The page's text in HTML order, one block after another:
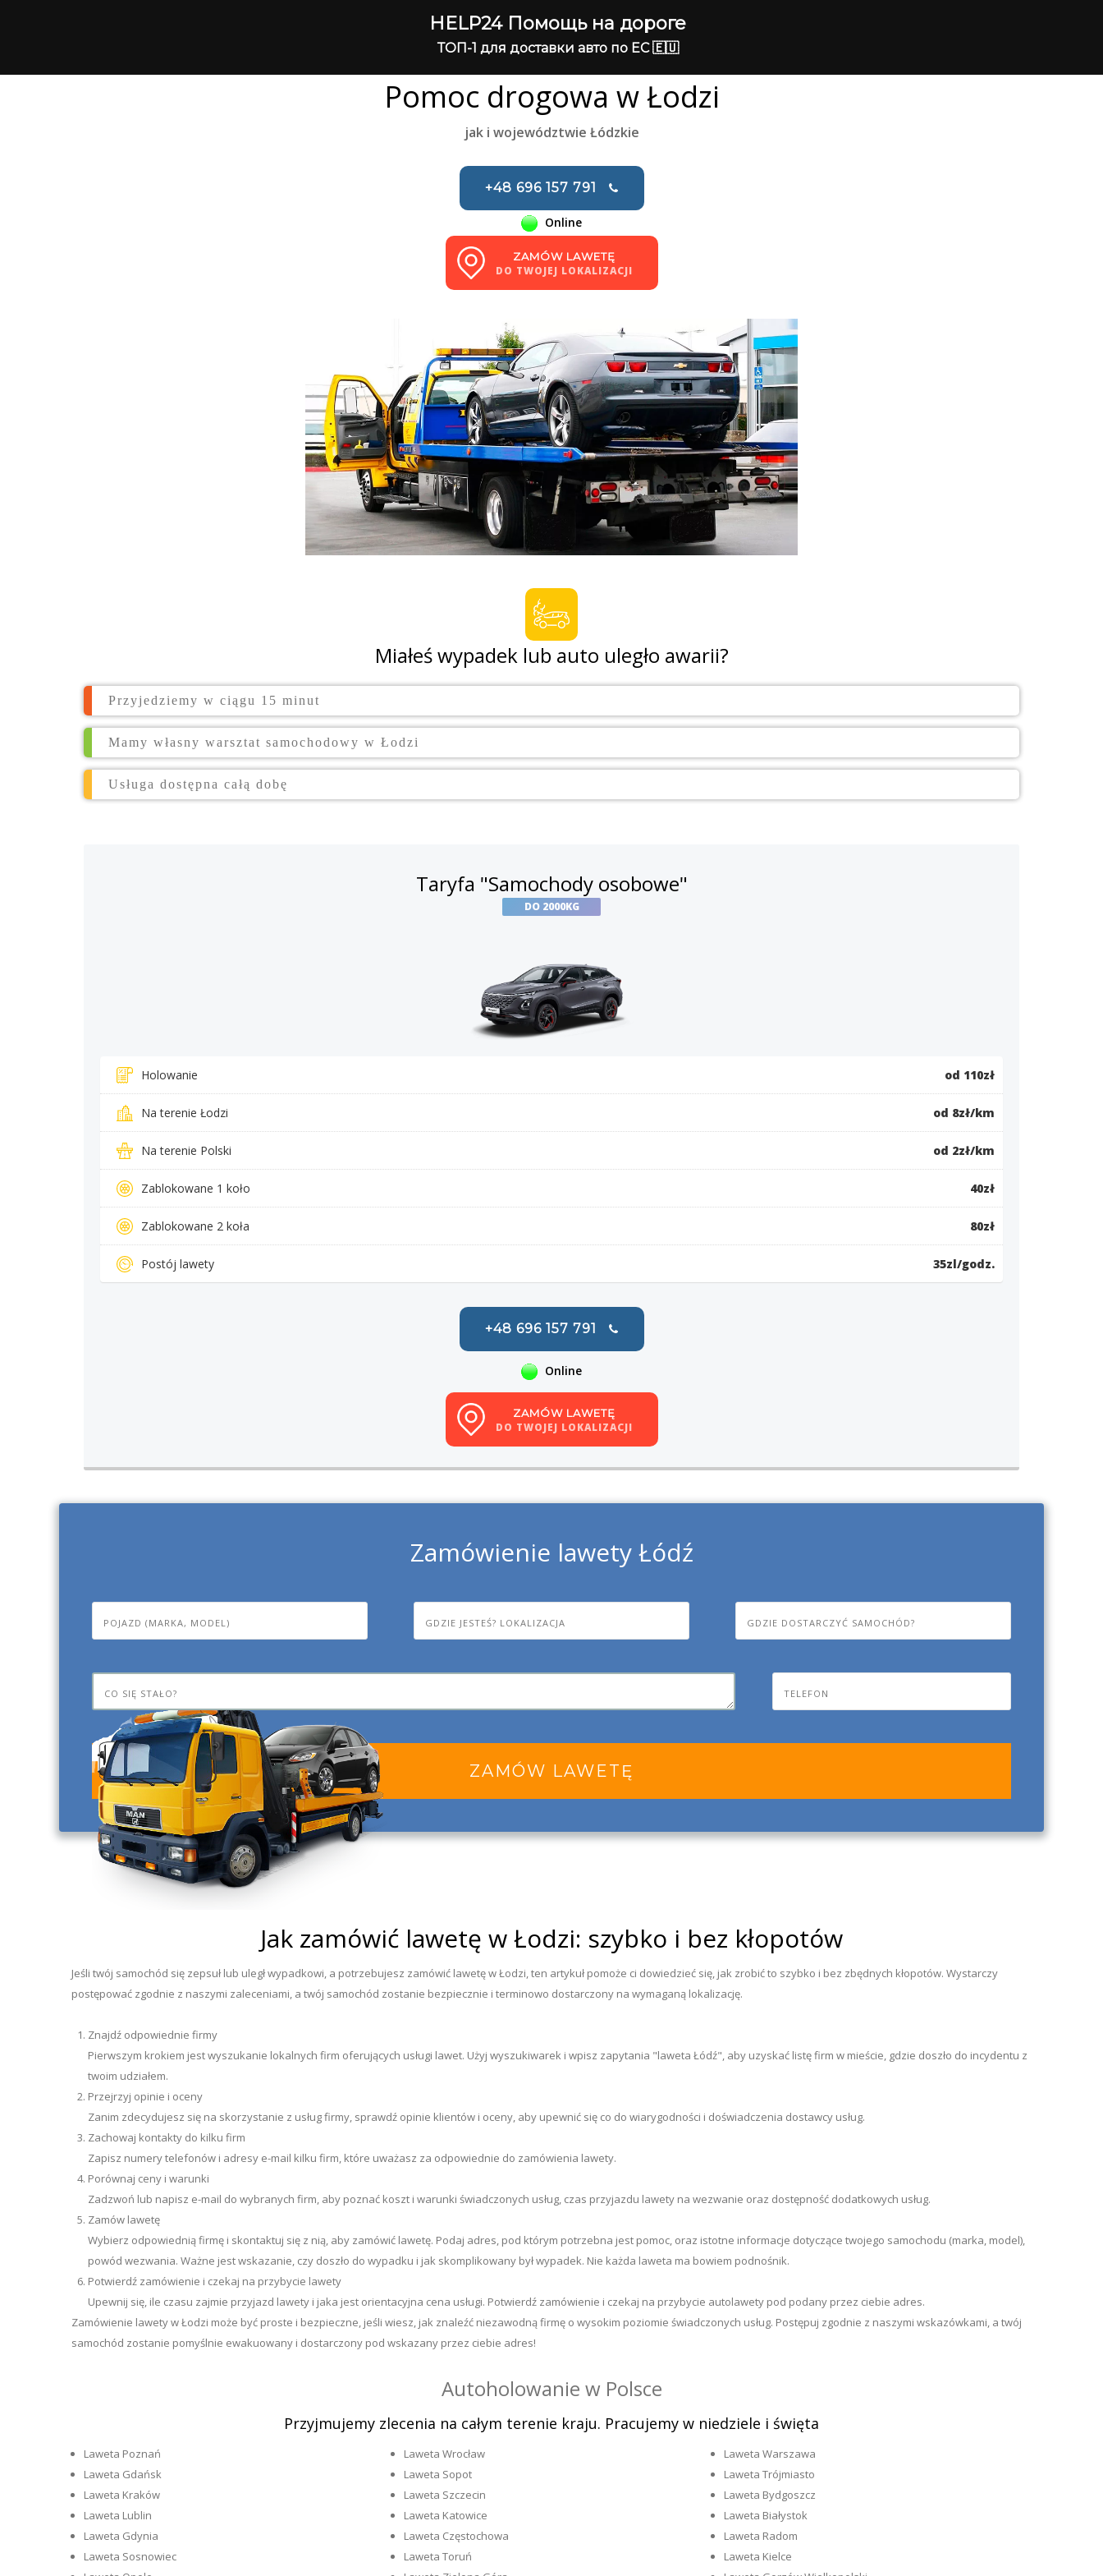
HELP24 Помощь на дороге
ТОП-1 для доставки авто по ЕС 🇪🇺
Pomoc drogowa w Łodzi
jak i województwie Łódzkie
+48 696 157 791
Online
ZAMÓW LAWETĘ
DO TWOJEJ LOKALIZACJI
Miałeś wypadek lub auto uległo awarii?
Przyjedziemy w ciągu 15 minut
Mamy własny warsztat samochodowy w Łodzi
Usługa dostępna całą dobę
Taryfa "Samochody osobowe"
DO 2000KG
Holowanie od 110zł
Na terenie Łodzi od 8zł/km
Na terenie Polski od 2zł/km
Zablokowane 1 koło 40zł
Zablokowane 2 koła 80zł
Postój lawety 35zl/godz.
+48 696 157 791
Online
ZAMÓW LAWETĘ
DO TWOJEJ LOKALIZACJI
Zamówienie lawety Łódź
ZAMÓW LAWETĘ
Jak zamówić lawetę w Łodzi: szybko i bez kłopotów
Jeśli twój samochód się zepsuł lub uległ wypadkowi, a potrzebujesz zamówić lawetę w Łodzi, ten artykuł pomoże ci dowiedzieć się, jak zrobić to szybko i bez zbędnych kłopotów. Wystarczy
postępować zgodnie z naszymi zaleceniami, a twój samochód zostanie bezpiecznie i terminowo dostarczony na wymaganą lokalizację.
Znajdź odpowiednie firmy
Pierwszym krokiem jest wyszukanie lokalnych firm oferujących usługi lawet. Użyj wyszukiwarek i wpisz zapytania "laweta Łódź", aby uzyskać listę firm w mieście, gdzie doszło do incydentu z
twoim udziałem.
Przejrzyj opinie i oceny
Zanim zdecydujesz się na skorzystanie z usług firmy, sprawdź opinie klientów i oceny, aby upewnić się co do wiarygodności i doświadczenia dostawcy usług.
Zachowaj kontakty do kilku firm
Zapisz numery telefonów i adresy e-mail kilku firm, które uważasz za odpowiednie do zamówienia lawety.
Porównaj ceny i warunki
Zadzwoń lub napisz e-mail do wybranych firm, aby poznać koszt i warunki świadczonych usług, czas przyjazdu lawety na wezwanie oraz dostępność dodatkowych usług.
Zamów lawetę
Wybierz odpowiednią firmę i skontaktuj się z nią, aby zamówić lawetę. Podaj adres, pod którym potrzebna jest pomoc, oraz istotne informacje dotyczące twojego samochodu (marka, model),
powód wezwania. Ważne jest wskazanie, czy doszło do wypadku i jak skomplikowany był wypadek. Nie każda laweta ma bowiem podnośnik.
Potwierdź zamówienie i czekaj na przybycie lawety
Upewnij się, ile czasu zajmie przyjazd lawety i jaka jest orientacyjna cena usługi. Potwierdź zamówienie i czekaj na przybycie autolawety pod podany przez ciebie adres.
Zamówienie lawety w Łodzi może być proste i bezpieczne, jeśli wiesz, jak znaleźć niezawodną firmę o wysokim poziomie świadczonych usług. Postępuj zgodnie z naszymi wskazówkami, a twój
samochód zostanie pomyślnie ewakuowany i dostarczony pod wskazany przez ciebie adres!
Autoholowanie w Polsce
Przyjmujemy zlecenia na całym terenie kraju. Pracujemy w niedziele i święta
Laweta Poznań Laweta Wrocław
Laweta Warszawa
Laweta Gdańsk
Laweta Sopot
Laweta Trójmiasto
Laweta Kraków
Laweta Szczecin
Laweta Bydgoszcz
Laweta Lublin
Laweta Katowice
Laweta Białystok
Laweta Gdynia
Laweta Częstochowa
Laweta Radom
Laweta Sosnowiec
Laweta Toruń
Laweta Kielce